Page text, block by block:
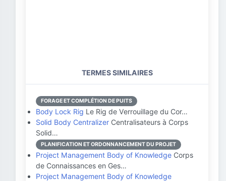
TERMES SIMILAIRES
FORAGE ET COMPLÉTION DE PUITS
Body Lock Rig Le Rig de Verrouillage du Cor…
Solid Body Centralizer Centralisateurs à Corps
Solid…
PLANIFICATION ET ORDONNANCEMENT DU PROJET
Project Management Body of Knowledge Corps
de Connaissances en Ges…
Project Management Body of Knowledge